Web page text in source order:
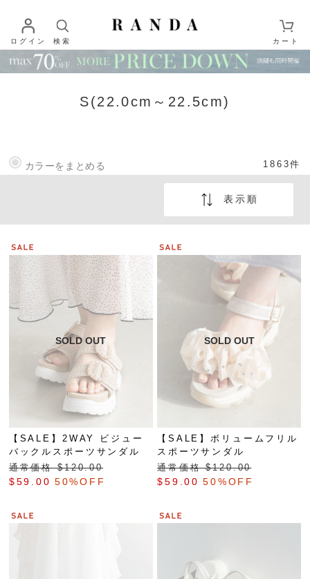
ログイン 検索 カート
S(22.0cm～22.5cm)
1863件
表示順
カラーをまとめる
【SALE】2WAY ビジュー
バックルスポーツサンダル
通常価格 $‌120.00
$‌59.00 50%OFF
【SALE】ボリュームフリル
スポーツサンダル
通常価格 $‌120.00
$‌59.00 50%OFF